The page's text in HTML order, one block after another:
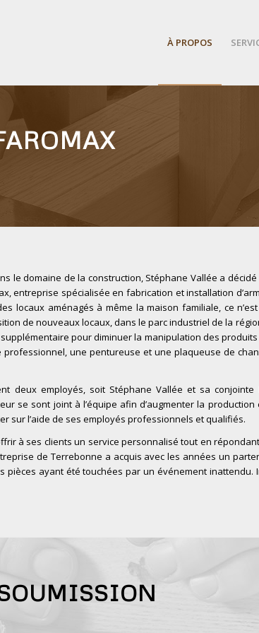
À PROPOS
le domaine de la construction, Stéphane Vallée a
entreprise spécialisée en fabrication et installation
locaux aménagés à même la maison familiale, ce
de nouveaux locaux, dans le parc industriel de la
pour diminuer la manipulation des
professionnel, une pentureuse et une plaqueuse de
deux employés, soit Stéphane Vallée et sa
se sont joint à l’équipe afin d’augmenter la
sur l’aide de ses employés professionnels et qualifiés.
à ses clients un service personnalisé tout en
de Terrebonne a acquis avec les années un
ayant été touchées par un événement inattendu.